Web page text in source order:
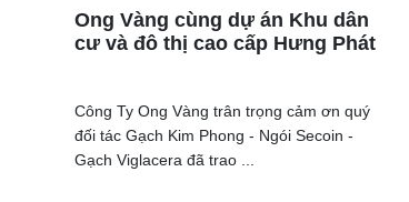
Ong Vàng cùng dự án Khu dân
cư và đô thị cao cấp Hưng Phát
Công Ty Ong Vàng trân trọng cảm ơn quý
đối tác Gạch Kim Phong - Ngói Secoin -
Gạch Viglacera đã trao ...